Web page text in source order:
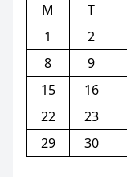
M
T
1
2
8
9
15
16
22
23
29
30